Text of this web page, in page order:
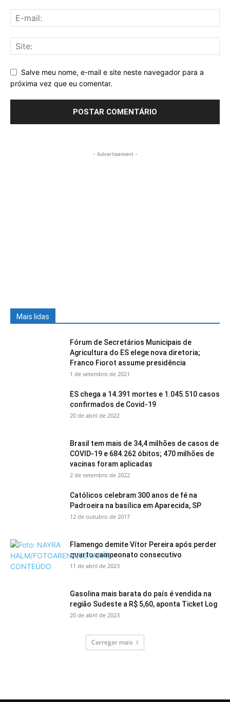
Salve meu nome, e-mail e site neste navegador para a
próxima vez que eu comentar.
- Advertisement -
Mais lidas
Fórum de Secretários Municipais de
Agricultura do ES elege nova diretoria;
Franco Fiorot assume presidência
1 de setembro de 2021
ES chega a 14.391 mortes e 1.045.510 casos
confirmados de Covid-19
20 de abril de 2022
Brasil tem mais de 34,4 milhões de casos de
COVID-19 e 684.262 óbitos; 470 milhões de
vacinas foram aplicadas
2 de setembro de 2022
Católicos celebram 300 anos de fé na
Padroeira na basílica em Aparecida, SP
12 de outubro de 2017
Flamengo demite Vítor Pereira após perder
quarto campeonato consecutivo
11 de abril de 2023
Gasolina mais barata do país é vendida na
região Sudeste a R$ 5,60, aponta Ticket Log
20 de abril de 2023
Carregar mais